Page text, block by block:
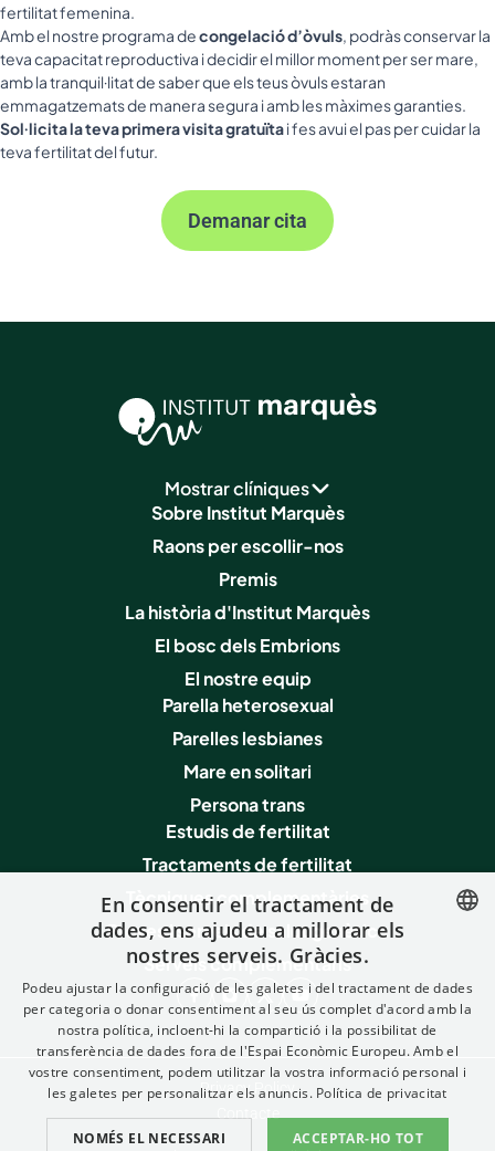
fertilitat femenina.
Amb el nostre programa decongelació d’òvuls, podràs conservar la
teva capacitat reproductiva i decidir el millor moment per ser mare,
amb la tranquil·litat de saber que els teus òvuls estaran
emmagatzemats de manera segura i amb les màximes garanties.
Sol·licita la teva primera visita gratuïtai fes avui el pas per cuidar la
teva fertilitat del futur.
Demanar cita
Mostrar clíniques
Sobre Institut Marquès
Raons per escollir-nos
Premis
La història d'Institut Marquès
El bosc dels Embrions
El nostre equip
Parella heterosexual
Parelles lesbianes
Mare en solitari
Persona trans
Estudis de fertilitat
Tractaments de fertilitat
Tècniques complementàries
Proves i serveis de salut genètica
Serveis complementaris
Privacy Policy
FRENCH
ENGLISH
ITALIAN
CATALAN
En consentir el tractament de
dades, ens ajudeu a millorar els
nostres serveis. Gràcies.
Podeu ajustar la configuració de les galetes i del tractament de dades
per categoria o donar consentiment al seu ús complet d'acord amb la
nostra política, incloent-hi la compartició i la possibilitat de
transferència de dades fora de l'Espai Econòmic Europeu. Amb el
vostre consentiment, podem utilitzar la vostra informació personal i
les galetes per personalitzar els anuncis. Política de privacitat
ACCEPTAR-HO TOT
NOMÉS EL NECESSARI